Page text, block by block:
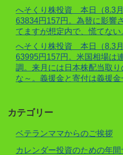
へそくり株投資 本日（8.3
63834円157円。為替に影響
てますが想定内で、慌てない
へそくり株投資 本日（8.3
63995円157円。米国相場は
調。来月には日本株配当取
な～。義援金と寄付は義援金
カテゴリー
ベテランママからのご挨拶
カレンダー投資のための年